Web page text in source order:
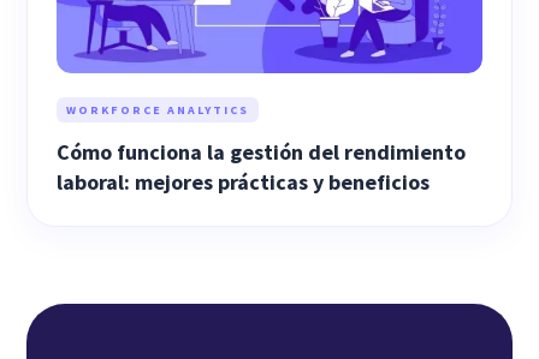
WORKFORCE ANALYTICS
Cómo funciona la gestión del rendimiento
laboral: mejores prácticas y beneficios